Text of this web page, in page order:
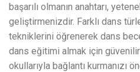
başarılı olmanın anahtarı,
geliştirmenizdir. Farklı dans
tekniklerini öğrenerek dans
dans eğitimi almak için
okullarıyla bağlantı kurmanızı